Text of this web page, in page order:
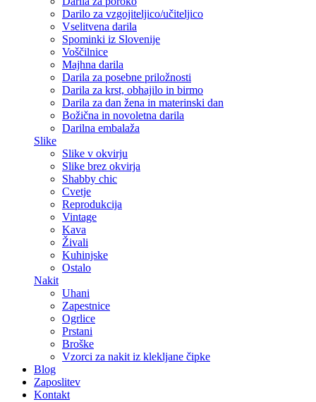
Darilo za vzgojiteljico/učiteljico
Vselitvena darila
Spominki iz Slovenije
Voščilnice
Majhna darila
Darila za posebne priložnosti
Darila za krst, obhajilo in birmo
Darila za dan žena in materinski dan
Božična in novoletna darila
Darilna embalaža
Slike
Slike v okvirju
Slike brez okvirja
Shabby chic
Cvetje
Reprodukcija
Vintage
Kava
Živali
Kuhinjske
Ostalo
Nakit
Uhani
Zapestnice
Ogrlice
Prstani
Broške
Vzorci za nakit iz klekljane čipke
Blog
Zaposlitev
Kontakt